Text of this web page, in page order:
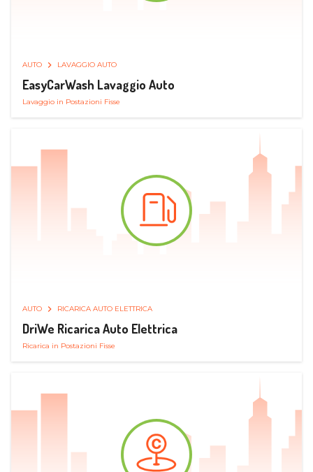
AUTO LAVAGGIO AUTO
EasyCarWash Lavaggio Auto
Lavaggio in Postazioni Fisse
AUTO RICARICA AUTO ELETTRICA
DriWe Ricarica Auto Elettrica
Ricarica in Postazioni Fisse